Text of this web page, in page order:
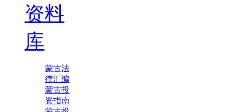
资料
库
蒙古法
律汇编
蒙古投
资指南